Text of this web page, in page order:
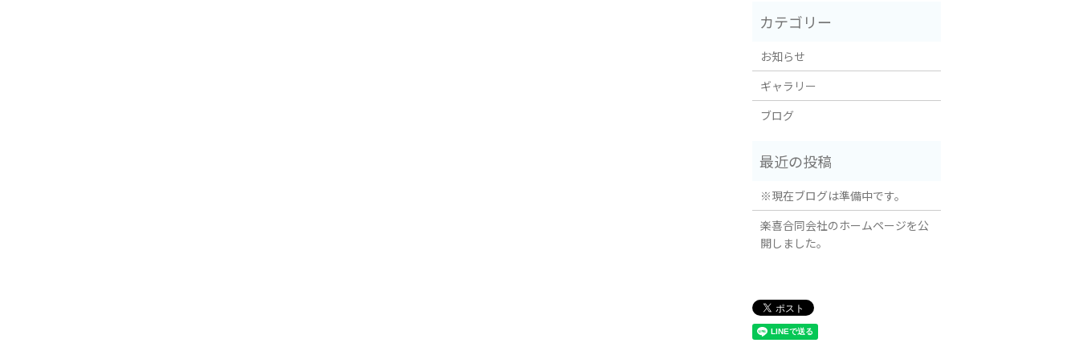
お知らせ
ギャラリー
ブログ
※現在ブログは準備中です。
楽喜合同会社のホームページを公
開しました。